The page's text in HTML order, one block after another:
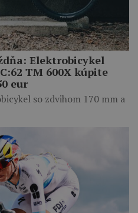
Elektrobicykel
TM 600X kúpite
eur
so zdvihom 170 mm a